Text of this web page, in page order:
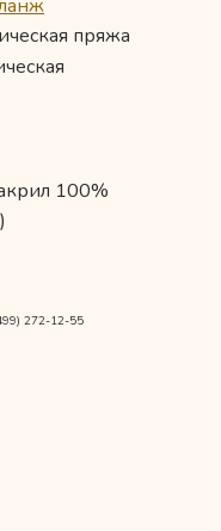
пряжа
100%
272-12-55